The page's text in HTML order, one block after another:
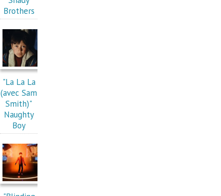
Brothers
"La La La
(avec Sam
Smith)"
Naughty
Boy